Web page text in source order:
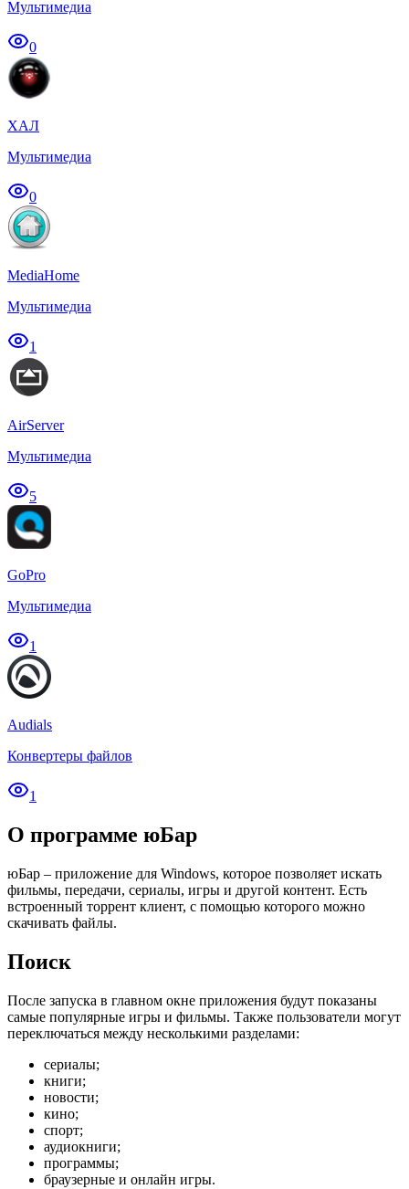
Мультимедиа
0
ХАЛ
Мультимедиа
0
MediaHome
Мультимедиа
1
AirServer
Мультимедиа
5
GoPro
Мультимедиа
1
Audials
Конвертеры файлов
1
О программе юБар
юБар – приложение для Windows, которое позволяет искать
фильмы, передачи, сериалы, игры и другой контент. Есть
встроенный торрент клиент, с помощью которого можно
скачивать файлы.
Поиск
После запуска в главном окне приложения будут показаны
самые популярные игры и фильмы. Также пользователи могут
переключаться между несколькими разделами:
сериалы;
книги;
новости;
кино;
спорт;
аудиокниги;
программы;
браузерные и онлайн игры.